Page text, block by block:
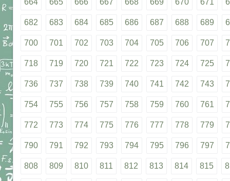
682 683 684 685 686 687 688 689
700 701 702 703 704 705 706 707
718 719 720 721 722 723 724 725
736 737 738 739 740 741 742 743
754 755 756 757 758 759 760 761
772 773 774 775 776 777 778 779
790 791 792 793 794 795 796 797
808 809 810 811 812 813 814 815